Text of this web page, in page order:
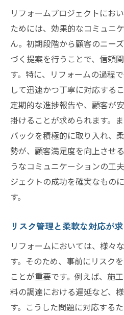
リフォームプロジェクトにお
ためには、効果的なコミュニ
ん。初期段階から顧客のニー
づく提案を行うことで、信頼
す。特に、リフォームの過程
して迅速かつ丁寧に対応する
定期的な進捗報告や、顧客が
掛けることが求められます。
バックを積極的に取り入れ、
勢が、顧客満足度を向上させ
うなコミュニケーションの工
ジェクトの成功を確実なもの
す。
リスク管理と柔軟な対応が
リフォームにおいては、様々
す。そのため、事前にリスク
ことが重要です。例えば、施
料の調達における遅延など、
す。こうした問題に対応する